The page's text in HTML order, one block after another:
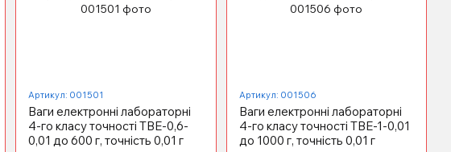
Артикул: 001501
Ваги електронні лабораторні
4-го класу точності ТВЕ-0,6-
0,01 до 600 г, точність 0,01 г
Артикул: 001506
Ваги електронні лабораторні
4-го класу точності ТВЕ-1-0,01
до 1000 г, точність 0,01 г